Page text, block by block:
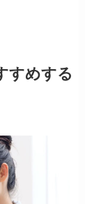
すめする